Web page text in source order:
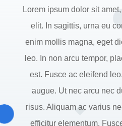
Lorem ipsum dolor sit
elit. In sagittis, urna eu
enim mollis magna, eget
leo. In non arcu tempor,
est. Fusce ac eleifend
augue. Ut nec arcu nec
risus. Aliquam ac varius
efficitur elementum.